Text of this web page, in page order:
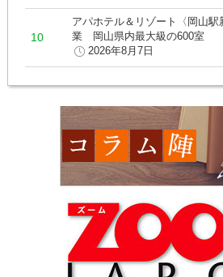
アパホテル＆リゾート〈岡山駅
業 岡山県内最大級の600室
2026年8月7日